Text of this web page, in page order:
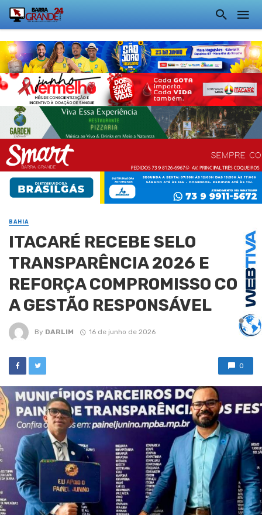
BAHIA
ITACARÉ RECEBE SELO
TRANSPARÊNCIA 2026 E
REFORÇA COMPROMISSO COM
A GESTÃO RESPONSÁVEL
By DARLIM 16 de junho de 2026
0